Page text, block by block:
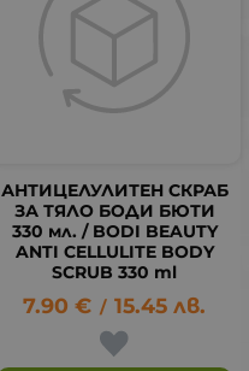
АНТИЦЕЛУЛИТЕН СКРАБ
ЗА ТЯЛО БОДИ БЮТИ
330 мл. / BODI BEAUTY
ANTI CELLULITE BODY
SCRUB 330 ml
7.90 € / 15.45 лв.